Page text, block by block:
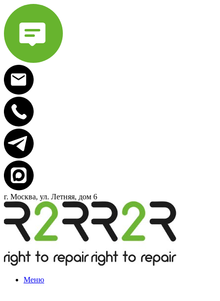
г. Москва, ул. Летняя, дом 6
Меню